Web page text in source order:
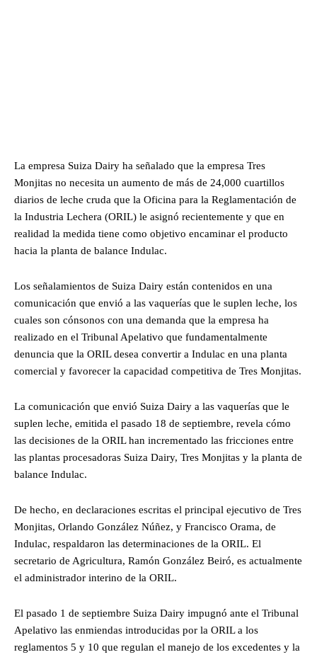
La empresa Suiza Dairy ha señalado que la empresa Tres
Monjitas no necesita un aumento de más de 24,000 cuartillos
diarios de leche cruda que la Oficina para la Reglamentación de
la Industria Lechera (ORIL) le asignó recientemente y que en
realidad la medida tiene como objetivo encaminar el producto
hacia la planta de balance Indulac.
Los señalamientos de Suiza Dairy están contenidos en una
comunicación que envió a las vaquerías que le suplen leche, los
cuales son cónsonos con una demanda que la empresa ha
realizado en el Tribunal Apelativo que fundamentalmente
denuncia que la ORIL desea convertir a Indulac en una planta
comercial y favorecer la capacidad competitiva de Tres Monjitas.
La comunicación que envió Suiza Dairy a las vaquerías que le
suplen leche, emitida el pasado 18 de septiembre, revela cómo
las decisiones de la ORIL han incrementado las fricciones entre
las plantas procesadoras Suiza Dairy, Tres Monjitas y la planta de
balance Indulac.
De hecho, en declaraciones escritas el principal ejecutivo de Tres
Monjitas, Orlando González Núñez, y Francisco Orama, de
Indulac, respaldaron las determinaciones de la ORIL. El
secretario de Agricultura, Ramón González Beiró, es actualmente
el administrador interino de la ORIL.
El pasado 1 de septiembre Suiza Dairy impugnó ante el Tribunal
Apelativo las enmiendas introducidas por la ORIL a los
reglamentos 5 y 10 que regulan el manejo de los excedentes y la